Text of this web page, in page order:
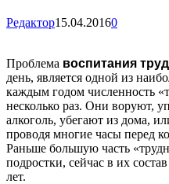
Редактор15.04.20160
Проблема воспитания
день, является одной из
каждым годом численность
несколько раз. Они воруют,
алкоголь, убегают из дома,
проводя многие часы перед
Раньше большую часть
подростки, сейчас в их
лет.